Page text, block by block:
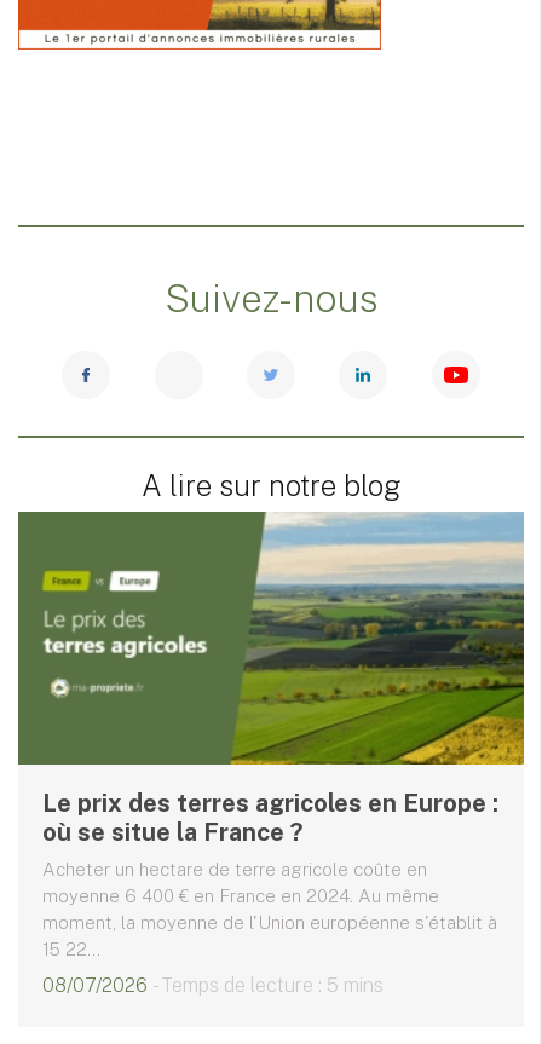
Suivez-nous
A lire sur notre blog
Le prix des terres agricoles en Europe :
où se situe la France ?
Acheter un hectare de terre agricole coûte en
moyenne 6 400 € en France en 2024. Au même
moment, la moyenne de l'Union européenne s'établit à
15 22...
08/07/2026 - Temps de lecture : 5 mins